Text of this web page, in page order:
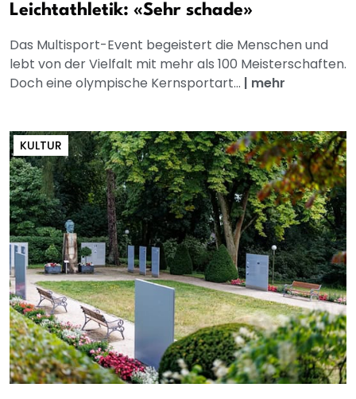
Leichtathletik: «Sehr schade»
Das Multisport-Event begeistert die Menschen und
lebt von der Vielfalt mit mehr als 100 Meisterschaften.
Doch eine olympische Kernsportart... | mehr
KULTUR